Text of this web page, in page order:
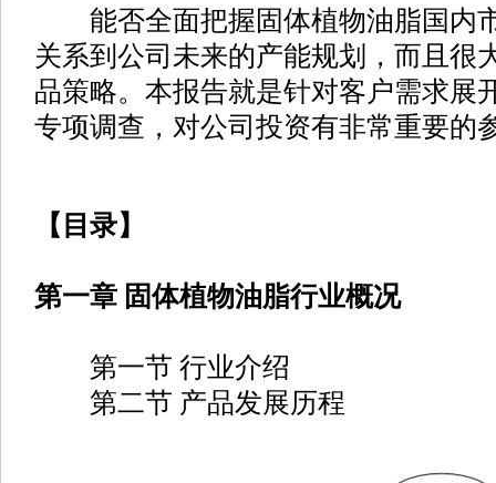
能否全面把握固体植物油脂国内
关系到公司未来的产能规划，而且很
品策略。本报告就是针对客户需求展
专项调查，对公司投资有非常重要的
【目录】
第一章 固体植物油脂行业概况
第一节 行业介绍
第二节 产品发展历程